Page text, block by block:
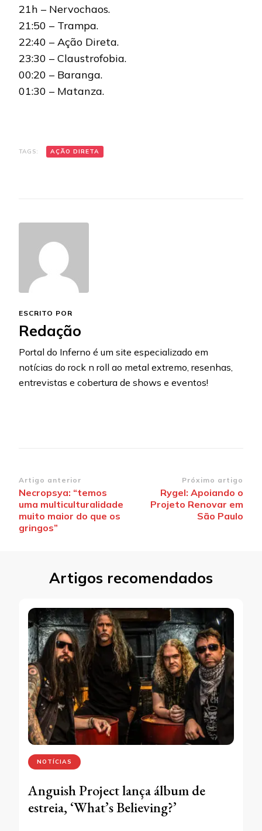
21h – Nervochaos.
21:50 – Trampa.
22:40 – Ação Direta.
23:30 – Claustrofobia.
00:20 – Baranga.
01:30 – Matanza.
TAGS: AÇÃO DIRETA
ESCRITO POR
Redação
Portal do Inferno é um site especializado em
notícias do rock n roll ao metal extremo, resenhas,
entrevistas e cobertura de shows e eventos!
Navegação
de
post
Artigo anterior
Necropsya: “temos
uma multiculturalidade
muito maior do que os
gringos”
Próximo artigo
Rygel: Apoiando o
Projeto Renovar em
São Paulo
Artigos recomendados
NOTÍCIAS
Anguish Project lança álbum de
estreia, ‘What’s Believing?’